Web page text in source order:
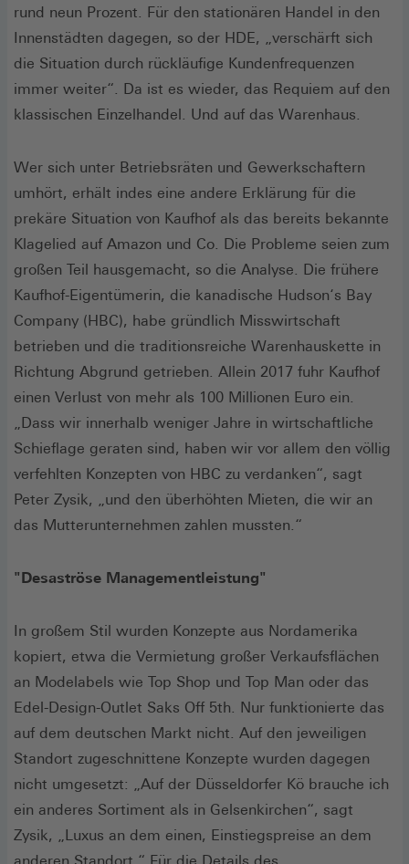
rund neun Prozent. Für den stationären Handel in den
Innenstädten dagegen, so der HDE, „verschärft sich
die Situation durch rückläufige Kundenfrequenzen
immer weiter“. Da ist es wieder, das Requiem auf den
klassischen Einzelhandel. Und auf das Warenhaus.
Wer sich unter Betriebsräten und Gewerkschaftern
umhört, erhält indes eine andere Erklärung für die
prekäre Situation von Kaufhof als das bereits bekannte
Klagelied auf Amazon und Co. Die Probleme seien zum
großen Teil hausgemacht, so die Analyse. Die frühere
Kaufhof-Eigentümerin, die kanadische Hudson‘s Bay
Company (HBC), habe gründlich Misswirtschaft
betrieben und die traditionsreiche Warenhauskette in
Richtung Abgrund getrieben. Allein 2017 fuhr Kaufhof
einen Verlust von mehr als 100 Millionen Euro ein.
„Dass wir innerhalb weniger Jahre in wirtschaftliche
Schieflage geraten sind, haben wir vor allem den völlig
verfehlten Konzepten von HBC zu verdanken“, sagt
Peter Zysik, „und den überhöhten Mieten, die wir an
das Mutterunternehmen zahlen mussten.“
"Desaströse Managementleistung"
In großem Stil wurden Konzepte aus Nordamerika
kopiert, etwa die Vermietung großer Verkaufsflächen
an Modelabels wie Top Shop und Top Man oder das
Edel-Design-Outlet Saks Off 5th. Nur funktionierte das
auf dem deutschen Markt nicht. Auf den jeweiligen
Standort zugeschnittene Konzepte wurden dagegen
nicht umgesetzt: „Auf der Düsseldorfer Kö brauche ich
ein anderes Sortiment als in Gelsenkirchen“, sagt
Zysik, „Luxus an dem einen, Einstiegspreise an dem
anderen Standort.“ Für die Details des